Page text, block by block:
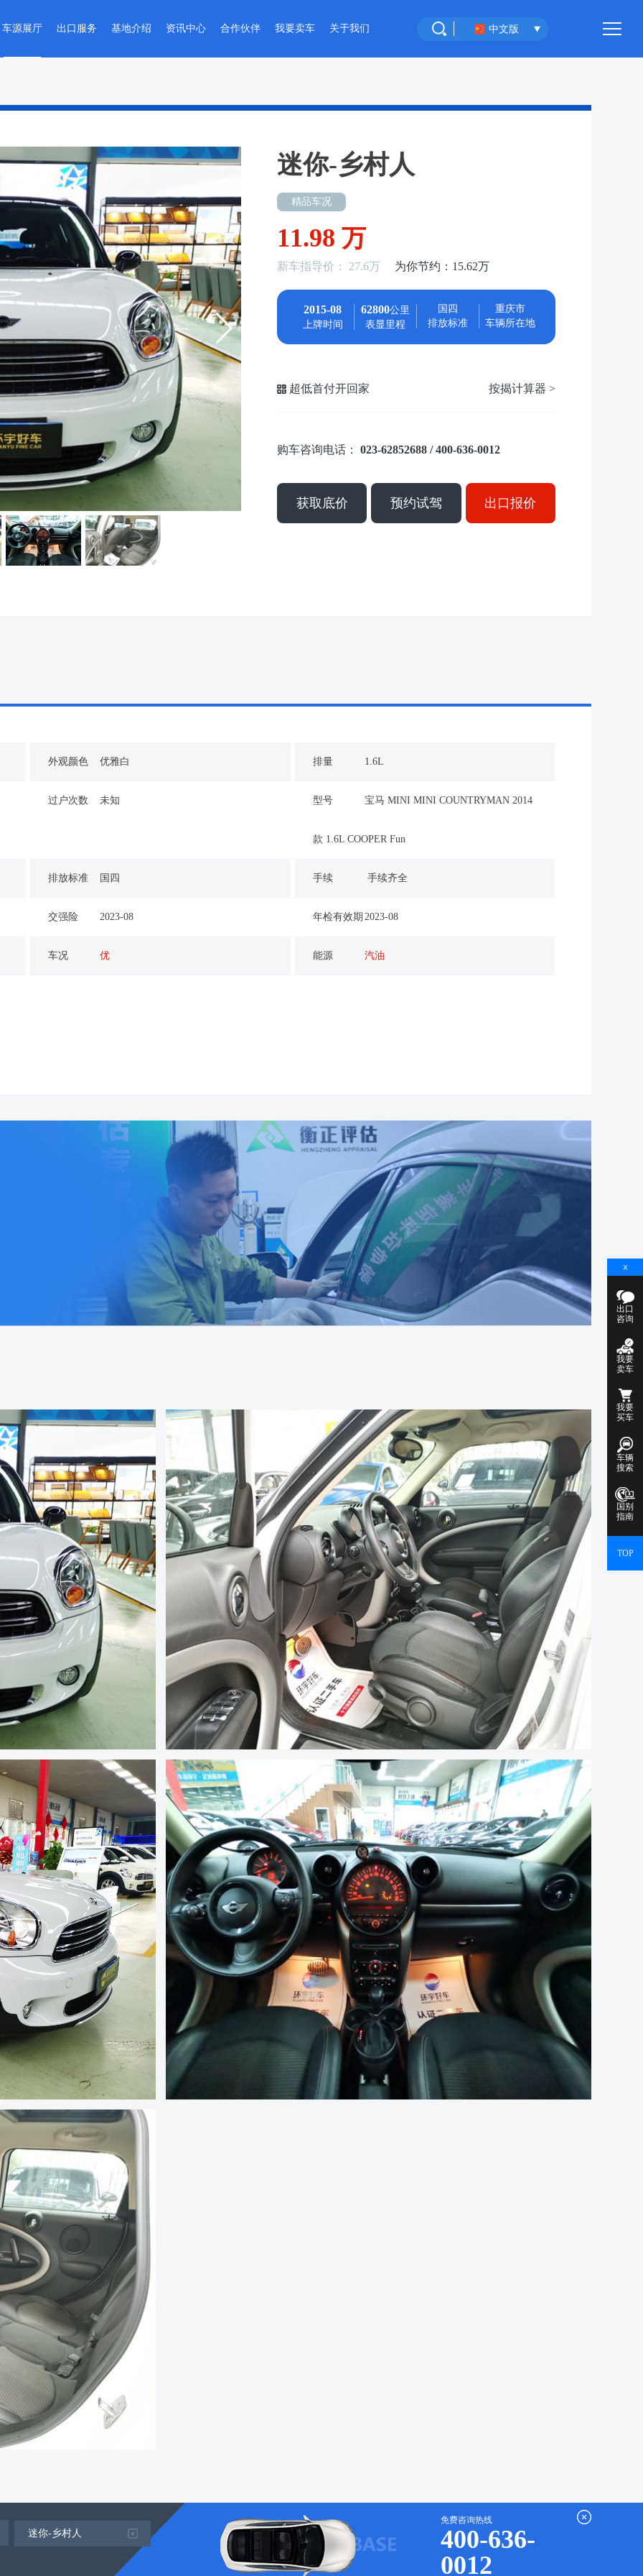
车源展厅
环宇严选
出口服务
金融服务
智能数据
车管服务
资料下载
基地介绍 资讯中心
出口指南
合作伙伴 我要卖车 关于我们 中文版
迷你-乡村人
精品车况
11.98 万
新车指导价： 27.6万 为你节约：15.62万
2015-08
上牌时间
62800公里
表显里程
国四
排放标准
重庆市
车辆所在地
超低首付开回家 按揭计算器 >
购车咨询电话： 023-62852688 / 400-636-0012
获取底价 预约试驾 出口报价
外观颜色 优雅白 排量 1.6L
过户次数 未知 型号 宝马 MINI MINI COUNTRYMAN 2014
款 1.6L COOPER Fun
排放标准 国四 手续 手续齐全
交强险 2023-08 年检有效期 2023-08
车况 优 能源 汽油
免费咨询热线
400-636-
0012
出口
咨询
我要
卖车
我要
买车
车辆
搜索
国别
指南
TOP